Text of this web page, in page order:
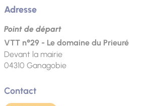
Adresse
Point de départ
VTT n°29 - Le domaine du Prieuré
Devant la mairie
04310 Ganagobie
Contact